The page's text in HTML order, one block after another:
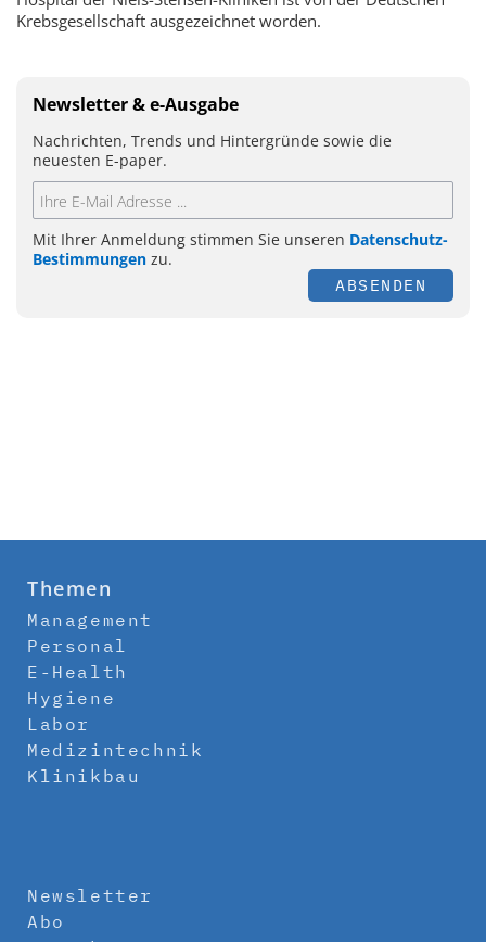
Krebsgesellschaft ausgezeichnet worden.
Newsletter & e-Ausgabe
Nachrichten, Trends und Hintergründe sowie die
neuesten E-paper.
Mit Ihrer Anmeldung stimmen Sie unseren Datenschutz-
Bestimmungen zu.
ABSENDEN
Themen
Management
Personal
E-Health
Hygiene
Labor
Medizintechnik
Klinikbau
Newsletter
Abo